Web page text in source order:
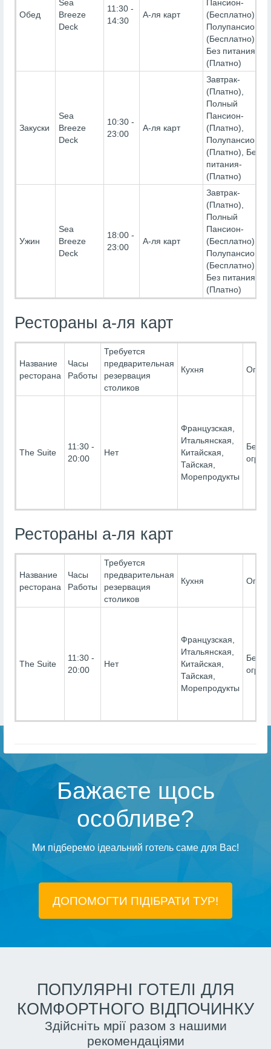
Обед
Sea
Breeze
Deck
11:30 -
14:30
А-ля карт
Пансион-
(Бесплатно),
Полупансион-
(Бесплатно),
Без питания-
(Платно)
Закуски
Sea
Breeze
Deck
10:30 -
23:00
А-ля карт
Завтрак-
(Платно),
Полный
Пансион-
(Платно),
Полупансион-
(Платно), Без
питания-
(Платно)
Ужин
Sea
Breeze
Deck
18:00 -
23:00
А-ля карт
Завтрак-
(Платно),
Полный
Пансион-
(Бесплатно),
Полупансион-
(Бесплатно),
Без питания-
(Платно)
Рестораны а-ля карт
Название
ресторана
Часы
Работы
Требуется
предварительная
резервация
столиков
Кухня
The Suite
11:30 -
20:00
Нет
Французская,
Итальянская,
Китайская,
Тайская,
Морепродукты
Без
Рестораны а-ля карт
Название
ресторана
Часы
Работы
Требуется
предварительная
резервация
столиков
Кухня
The Suite
11:30 -
20:00
Нет
Французская,
Итальянская,
Китайская,
Тайская,
Морепродукты
Без
Бажаєте щось
особливе?
Ми підберемо ідеальний готель саме для Вас!
ДОПОМОГТИ ПІДIБРАТИ ТУР!
ПОПУЛЯРНІ ГОТЕЛІ ДЛЯ
КОМФОРТНОГО ВІДПОЧИНКУ
Здійсніть мрії разом з нашими
рекомендаціями